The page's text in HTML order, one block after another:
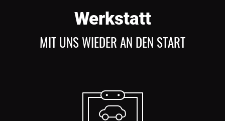
Werkstatt
MIT UNS WIEDER AN DEN START